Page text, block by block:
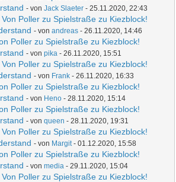
- vonJack Slaeter - 25.11.2020, 22:43
Poller zu Spielstraße zu Kiezblock!
- vonandreas - 26.11.2020, 14:46
Poller zu Spielstraße zu Kiezblock!
- vonpika - 26.11.2020, 15:51
Poller zu Spielstraße zu Kiezblock!
- von Frank - 26.11.2020, 16:33
Poller zu Spielstraße zu Kiezblock!
- von Heno - 28.11.2020, 15:14
Poller zu Spielstraße zu Kiezblock!
- vonqueen - 28.11.2020, 19:31
Poller zu Spielstraße zu Kiezblock!
- von Margit- 01.12.2020, 15:58
Poller zu Spielstraße zu Kiezblock!
- vonmedia - 29.11.2020, 15:04
Poller zu Spielstraße zu Kiezblock!